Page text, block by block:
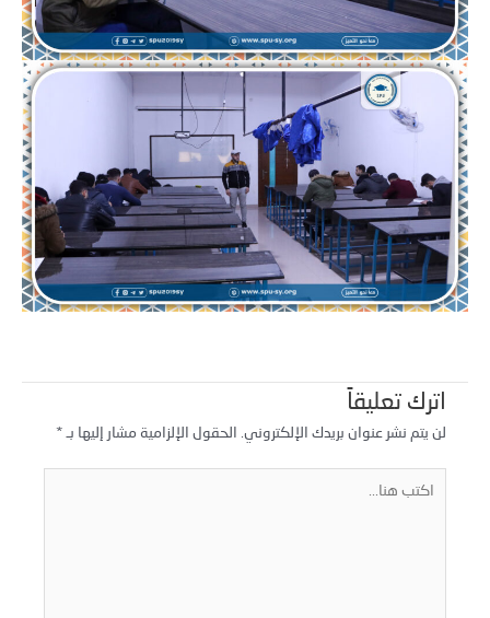
اترك تعليقاً
لن يتم نشر عنوان بريدك الإلكتروني. الحقول الإلزامية مشار إليها بـ